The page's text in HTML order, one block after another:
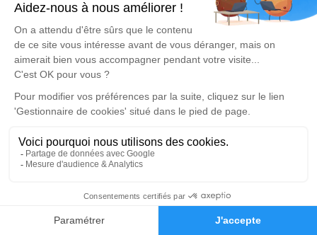
Faire-part Hommages
d'expression dédié à honorer la mémoire d’André
PITZIANTI.
Un service de plantation d’arbre hommage est
disponible ici.
Je rends hommage
Cérémonie religieuse
Église Sainte - Marie de Gardanne
3 Bd Bontemps